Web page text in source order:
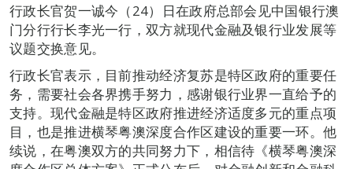
行政长官贺一诚今（24）日在政府总部会见中国银行澳
门分行行长李光一行，双方就现代金融及银行业发展等
议题交换意见。
行政长官表示，目前推动经济复苏是特区政府的重要任
务，需要社会各界携手努力，感谢银行业界一直给予的
支持。现代金融是特区政府推进经济适度多元的重点项
目，也是推进横琴粤澳深度合作区建设的重要一环。他
续说，在粤澳双方的共同努力下，相信待《横琴粤澳深